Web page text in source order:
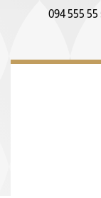
094 555 55